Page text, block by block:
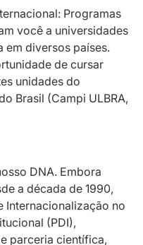
Programas
você a universidades
em diversos países.
de cursar
unidades do
Brasil (Campi ULBRA,
DNA. Embora
a década de 1990,
Internacionalização no
(PDI),
parceria científica,